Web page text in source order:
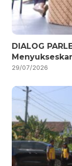
DIALOG
29/07/2026